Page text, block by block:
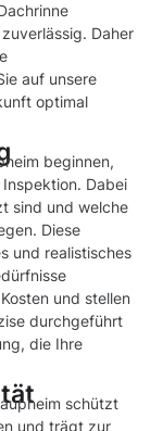
Daher
auf unsere
optimal
beginnen,
Dabei
sind und welche
Diese
und realistisches
und stellen
durchgeführt
die Ihre
schützt
und trägt zur